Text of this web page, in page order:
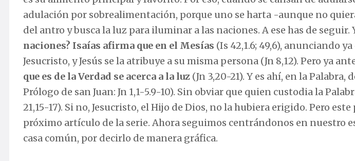
adulación por sobrealimentación, porque uno se harta -aunque no
del antro y busca la luz para iluminar a las naciones. A ese has de seguir.
naciones? Isaías afirma que en el Mesías (Is 42,1.6; 49,6), anunciando
Jesucristo, y Jesús se la atribuye a su misma persona (Jn 8,12). Pero ya
que es de la Verdad se acerca a la luz (Jn 3,20-21). Y es ahí, en la Palabra,
Prólogo de san Juan: Jn 1,1-5.9-10). Sin obviar que quien custodia la
21,15-17). Si no, Jesucristo, el Hijo de Dios, no la hubiera erigido. Pero
próximo artículo de la serie. Ahora seguimos centrándonos en nuestro
casa común, por decirlo de manera gráfica.